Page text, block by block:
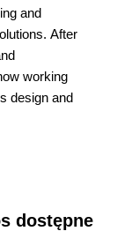
and
After
working
design and
dostępne